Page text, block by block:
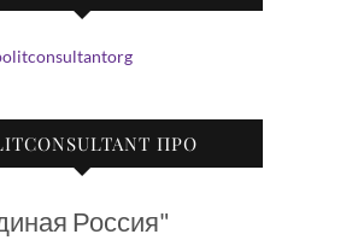
ПРО
Россия"